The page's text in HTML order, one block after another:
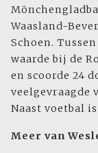
Waasland-
Schoen. Tussen
waarde bij de
en scoorde 24
veelgevraagde
Naast voetbal
Meer van